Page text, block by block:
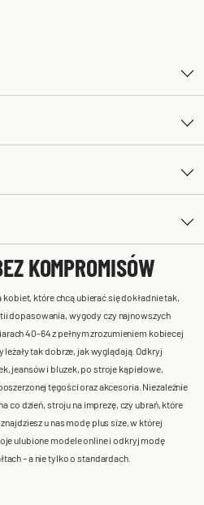
KOMPROMISÓW
które chcą ubierać się dokładnie tak,
dopasowania, wygody czy najnowszych
40-64 z pełnym zrozumieniem kobiecej
tak dobrze, jak wyglądają. Odkryj
jeansów i bluzek, po stroje kąpielowe,
tęgości oraz akcesoria. Niezależnie
co dzień, stroju na imprezę, czy ubrań, które
u nas modę plus size, w której
ulubione modele online i odkryj modę
– a nie tylko o standardach.